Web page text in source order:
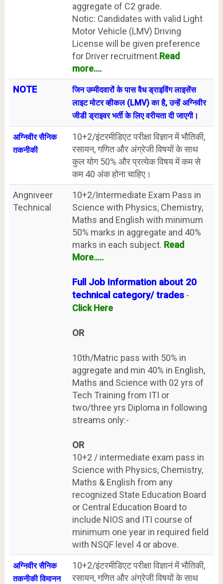
aggregate of C2 grade.
Notic: Candidates with valid Light
Motor Vehicle (LMV) Driving
License will be given preference
for Driver recruitment.Read
more....
NOTE
जिन उम्मीदवारों के पास वैध ड्राइविंग लाइसेंस
लाइट मोटर व्हीकल (LMV) का है, उन्हें अग्निवीर
जीडी ड्राइवर भर्ती के लिए वरीयता दी जाएगी।
अग्निवीर सैनिक
तकनीकी
10+2/इंटरमीडिएट परीक्षा विज्ञान में भौतिकी,
रसायन, गणित और अंग्रेजी विषयों के साथ
कुल योग 50% और प्रत्येक विषय में कम से
कम 40 अंक होना चाहिए।
Angniveer
Technical
10+2/Intermediate Exam Pass in
Science with Physics, Chemistry,
Maths and English with minimum
50% marks in aggregate and 40%
marks in each subject. Read
More.....
Full Job Information about 20
technical category/ trades-
Click Here
OR
10th/Matric pass with 50% in
aggregate and min 40% in English,
Maths and Science with 02 yrs of
Tech Training from ITI or
two/three yrs Diploma in following
streams only:-
OR
10+2 / intermediate exam pass in
Science with Physics, Chemistry,
Maths & English from any
recognized State Education Board
or Central Education Board to
include NIOS and ITI course of
minimum one year in required field
with NSQF level 4 or above.
अग्निवीर सैनिक
तकनीकी विमानन
10+2/इंटरमीडिएट परीक्षा विज्ञानं में भौतिकी,
रसायन, गणित और अंग्रेजी विषयों के साथ